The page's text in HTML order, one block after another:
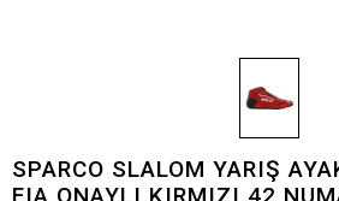
SPARCO SLALOM YARIŞ
FIA ONAYLI KIRMIZI 42